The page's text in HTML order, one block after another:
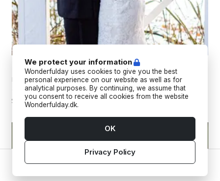
Bryllupsfilm
Professionelle bryllupsfotografer, der fanger jeres minder fra
alle vinkler med både billeder og videoer.
We protect your information
Wonderfulday uses cookies to give you the best
personal experience on our website as well as for
analytical purposes. By continuing, we assume that
you consent to receive all cookies from the website
Wonderfulday.dk.
Privacy Policy
OK